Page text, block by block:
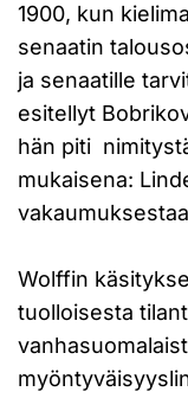
1900, kun
senaatin
ja senaatille
esitellyt
hän piti
mukaisena:
Wolffin
tuolloisesta